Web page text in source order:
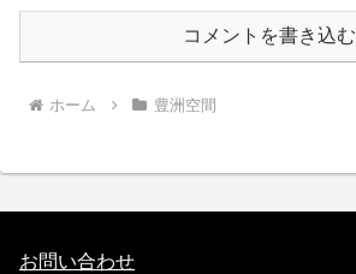
コメントを書き込む
ホーム 豊洲空間
お問い合わせ